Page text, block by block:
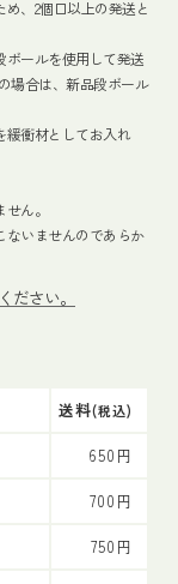
、2個口以上の発送と
ールを使用して発送
場合は、新品段ボール
緩衝材としてお入れ
ん。
ないませんのであらか
ださい。
送料(税込)
650円
700円
750円